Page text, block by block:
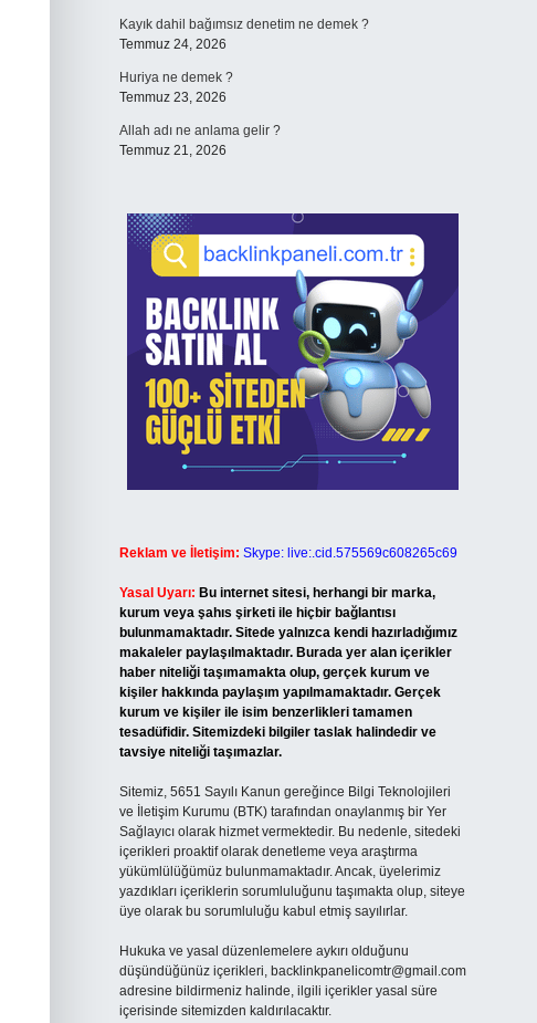
Kayık dahil bağımsız denetim ne demek ?
Temmuz 24, 2026
Huriya ne demek ?
Temmuz 23, 2026
Allah adı ne anlama gelir ?
Temmuz 21, 2026
Reklam ve İletişim: Skype: live:.cid.575569c608265c69
Yasal Uyarı: Bu internet sitesi, herhangi bir marka,
kurum veya şahıs şirketi ile hiçbir bağlantısı
bulunmamaktadır. Sitede yalnızca kendi hazırladığımız
makaleler paylaşılmaktadır. Burada yer alan içerikler
haber niteliği taşımamakta olup, gerçek kurum ve
kişiler hakkında paylaşım yapılmamaktadır. Gerçek
kurum ve kişiler ile isim benzerlikleri tamamen
tesadüfidir. Sitemizdeki bilgiler taslak halindedir ve
tavsiye niteliği taşımazlar.
Sitemiz, 5651 Sayılı Kanun gereğince Bilgi Teknolojileri
ve İletişim Kurumu (BTK) tarafından onaylanmış bir Yer
Sağlayıcı olarak hizmet vermektedir. Bu nedenle, sitedeki
içerikleri proaktif olarak denetleme veya araştırma
yükümlülüğümüz bulunmamaktadır. Ancak, üyelerimiz
yazdıkları içeriklerin sorumluluğunu taşımakta olup, siteye
üye olarak bu sorumluluğu kabul etmiş sayılırlar.
Hukuka ve yasal düzenlemelere aykırı olduğunu
düşündüğünüz içerikleri, backlinkpanelicomtr@gmail.com
adresine bildirmeniz halinde, ilgili içerikler yasal süre
içerisinde sitemizden kaldırılacaktır.